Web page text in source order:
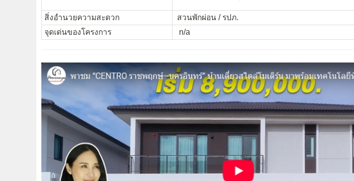
สิ่งอำนวยความสะดวก
สวนพักผ่อน / รปภ.
จุดเด่นของโครงการ
n/a